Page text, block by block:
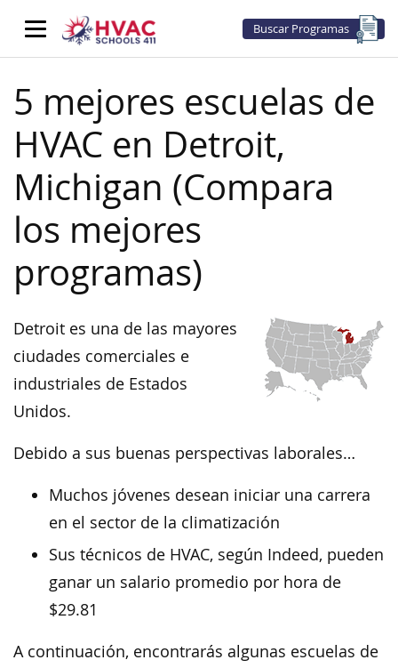
Buscar Programas
5 mejores escuelas de
HVAC en Detroit,
Michigan (Compara
los mejores
programas)
Detroit es una de las mayores
ciudades comerciales e
industriales de Estados
Unidos.
Debido a sus buenas perspectivas laborales…
Muchos jóvenes desean iniciar una carrera
en el sector de la climatización
Sus técnicos de HVAC, según Indeed, pueden
ganar un salario promedio por hora de
$29.81
A continuación, encontrarás algunas escuelas de